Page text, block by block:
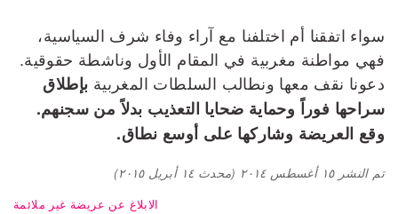
سواء اتفقنا أم اختلفنا مع آراء وفاء شرف السياسية،
فهي مواطنة مغربية في المقام الأول وناشطة حقوقية.
دعونا نقف معها ونطالب السلطات المغربية بإطلاق
سراحها فوراً وحماية ضحايا التعذيب بدلاً من سجنهم.
وقع العريضة وشاركها على أوسع نطاق.
تم النشر١٥ أغسطس ٢٠١٤ (محدث١٤ أبريل ٢٠١٥
)
الابلاغ عن عريضة غير ملائمة